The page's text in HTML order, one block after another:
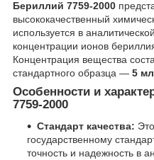
Бериллий 7759-2000
высококачественный
используется в
концентрации ионов
Концентрация вещества
стандартного образца — 5 мл
Особенности и
7759-2000
Стандарт качества:
государственному
точность и надежность в